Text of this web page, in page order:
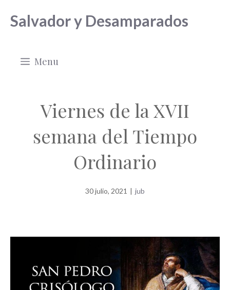
Salvador y Desamparados
Menu
Viernes de la XVII
semana del Tiempo
Ordinario
30 julio, 2021 | jub